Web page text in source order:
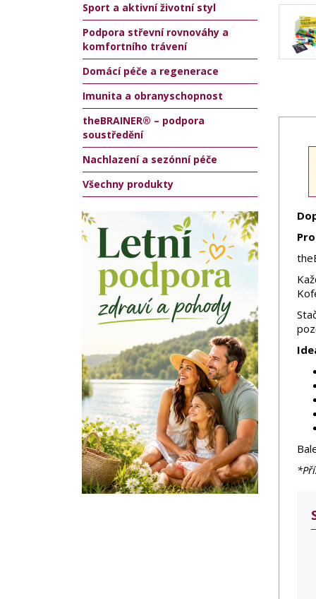
Sport a aktivní životní styl
Podpora střevní rovnováhy a
komfortního trávení
Domácí péče a regenerace
Imunita a obranyschopnost
theBRAINER® – podpora
soustředění
Nachlazení a sezónní péče
Všechny produkty